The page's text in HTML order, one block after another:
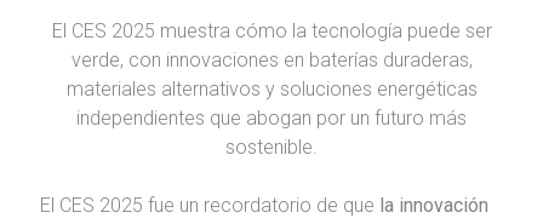
El CES 2025 muestra cómo la tecnología puede ser
verde, con innovaciones en baterías duraderas,
materiales alternativos y soluciones energéticas
independientes que abogan por un futuro más
sostenible.
El CES 2025 fue un recordatorio de que la innovación